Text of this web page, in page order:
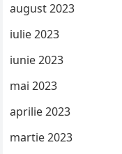
august 2023
iulie 2023
iunie 2023
mai 2023
aprilie 2023
martie 2023